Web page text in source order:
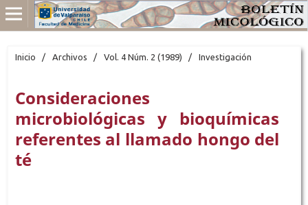
Inicio / Archivos / Vol. 4 Núm. 2 (1989) / Investigación
Consideraciones
microbiológicas y bioquímicas
referentes al llamado hongo del
té